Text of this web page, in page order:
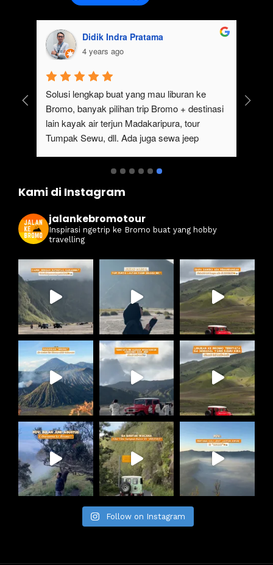
Didik Indra Pratama
4 years ago
Solusi lengkap buat yang mau liburan ke
Bromo, banyak pilihan trip Bromo + destinasi
lain kayak air terjun Madakaripura, tour
Tumpak Sewu, dll. Ada juga sewa jeep
Kami di Instagram
jalankebromotour
Inspirasi ngetrip ke Bromo buat yang hobby
travelling
Follow on Instagram